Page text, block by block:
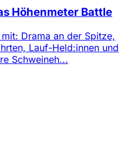
Höhenmeter Battle
Drama an der Spitze,
Lauf-Held:innen und
Schweineh...